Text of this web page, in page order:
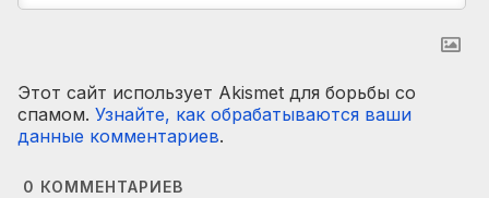
Этот сайт использует Akismet для борьбы со
спамом. Узнайте, как обрабатываются ваши
данные комментариев.
0 КОММЕНТАРИЕВ